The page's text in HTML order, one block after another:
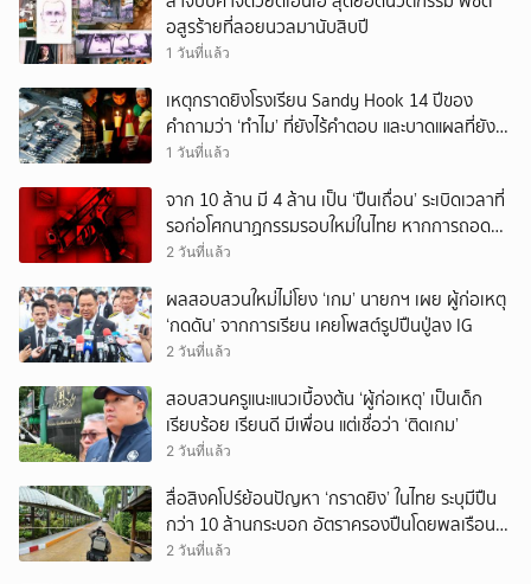
อสูรร้ายที่ลอยนวลมานับสิบปี
1 วันที่แล้ว
เหตุกราดยิงโรงเรียน Sandy Hook 14 ปีของ
คำถามว่า ‘ทำไม’ ที่ยังไร้คำตอบ และบาดแผลที่ยัง
ทวงความรับผิดชอบไม่จบ
1 วันที่แล้ว
จาก 10 ล้าน มี 4 ล้าน เป็น ‘ปืนเถื่อน’ ระเบิดเวลาที่
รอก่อโศกนาฏกรรมรอบใหม่ในไทย หากการถอดบท
เรียนของรัฐเป็นเพียง ‘ลมปาก’
2 วันที่แล้ว
ผลสอบสวนใหม่ไม่โยง ‘เกม’ นายกฯ เผย ผู้ก่อเหตุ
‘กดดัน’ จากการเรียน เคยโพสต์รูปปืนปู่ลง IG
2 วันที่แล้ว
สอบสวนครูแนะแนวเบื้องต้น ‘ผู้ก่อเหตุ’ เป็นเด็ก
เรียบร้อย เรียนดี มีเพื่อน แต่เชื่อว่า ‘ติดเกม’
2 วันที่แล้ว
สื่อสิงคโปร์ย้อนปัญหา ‘กราดยิง’ ในไทย ระบุมีปืน
กว่า 10 ล้านกระบอก อัตราครองปืนโดยพลเรือน
สูงที่สุดในภูมิภาค
2 วันที่แล้ว